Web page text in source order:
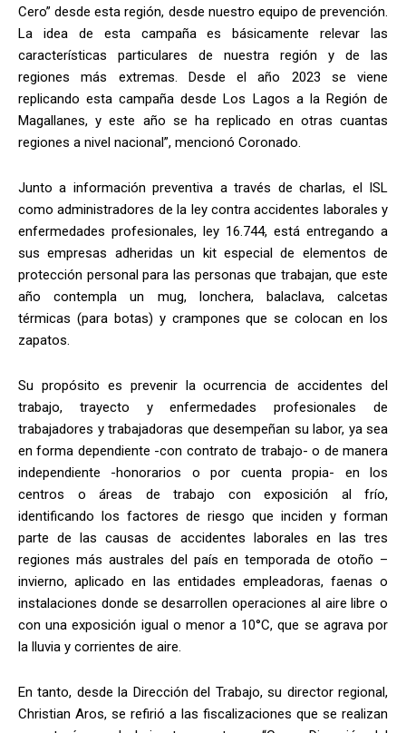
Cero” desde esta región, desde nuestro equipo de prevención.
La idea de esta campaña es básicamente relevar las
características particulares de nuestra región y de las
regiones más extremas. Desde el año 2023 se viene
replicando esta campaña desde Los Lagos a la Región de
Magallanes, y este año se ha replicado en otras cuantas
regiones a nivel nacional”, mencionó Coronado.
Junto a información preventiva a través de charlas, el ISL
como administradores de la ley contra accidentes laborales y
enfermedades profesionales, ley 16.744, está entregando a
sus empresas adheridas un kit especial de elementos de
protección personal para las personas que trabajan, que este
año contempla un mug, lonchera, balaclava, calcetas
térmicas (para botas) y crampones que se colocan en los
zapatos.
Su propósito es prevenir la ocurrencia de accidentes del
trabajo, trayecto y enfermedades profesionales de
trabajadores y trabajadoras que desempeñan su labor, ya sea
en forma dependiente -con contrato de trabajo- o de manera
independiente -honorarios o por cuenta propia- en los
centros o áreas de trabajo con exposición al frío,
identificando los factores de riesgo que inciden y forman
parte de las causas de accidentes laborales en las tres
regiones más australes del país en temporada de otoño –
invierno, aplicado en las entidades empleadoras, faenas o
instalaciones donde se desarrollen operaciones al aire libre o
con una exposición igual o menor a 10°C, que se agrava por
la lluvia y corrientes de aire.
En tanto, desde la Dirección del Trabajo, su director regional,
Christian Aros, se refirió a las fiscalizaciones que se realizan